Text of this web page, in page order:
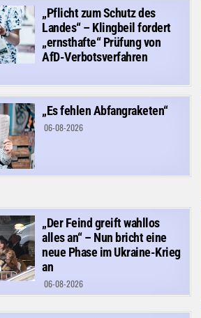
„Pflicht zum Schutz des
Landes“ – Klingbeil fordert
„ernsthafte“ Prüfung von
AfD-Verbotsverfahren
„Es fehlen Abfangraketen“
06-08-2026
„Der Feind greift wahllos
alles an“ – Nun bricht eine
neue Phase im Ukraine-Krieg
an
06-08-2026